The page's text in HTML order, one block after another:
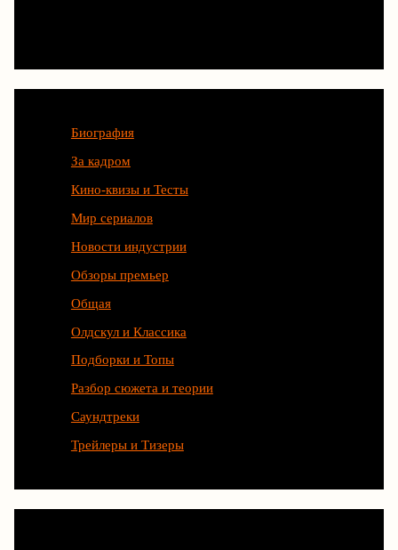
Биография
За кадром
Кино-квизы и Тесты
Мир сериалов
Новости индустрии
Обзоры премьер
Общая
Олдскул и Классика
Подборки и Топы
Разбор сюжета и теории
Саундтреки
Трейлеры и Тизеры